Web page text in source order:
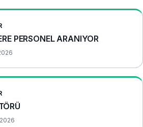
PERSONEL ARANIYOR